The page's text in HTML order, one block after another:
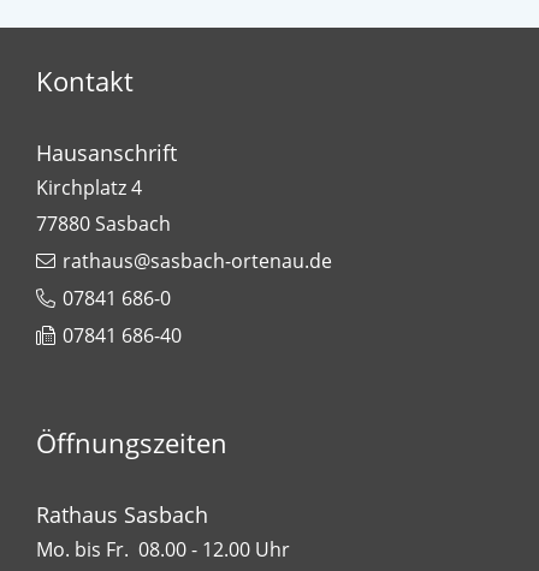
Kontakt
Hausanschrift
Kirchplatz 4
77880Sasbach
rathaus@sasbach-ortenau.de
07841 686-0
07841 686-40
Öffnungszeiten
Rathaus Sasbach
Mo. bis Fr. 08.00 - 12.00 Uhr